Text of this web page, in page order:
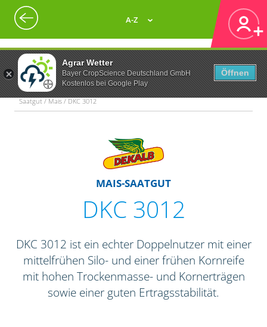
Agrar Wetter
Bayer CropScience Deutschland GmbH
Kostenlos bei Google Play
Öffnen
A-Z
Saatgut / Mais / DKC 3012
MAIS-SAATGUT
DKC 3012
DKC 3012 ist ein echter Doppelnutzer mit einer
mittelfrühen Silo- und einer frühen Kornreife
mit hohen Trockenmasse- und Kornerträgen
sowie einer guten Ertragsstabilität.